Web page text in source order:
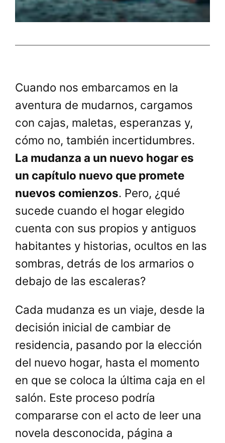
Cuando nos embarcamos en la
aventura de mudarnos, cargamos
con cajas, maletas, esperanzas y,
cómo no, también incertidumbres.
La mudanza a un nuevo hogar es
un capítulo nuevo que promete
nuevos comienzos. Pero, ¿qué
sucede cuando el hogar elegido
cuenta con sus propios y antiguos
habitantes y historias, ocultos en las
sombras, detrás de los armarios o
debajo de las escaleras?
Cada mudanza es un viaje, desde la
decisión inicial de cambiar de
residencia, pasando por la elección
del nuevo hogar, hasta el momento
en que se coloca la última caja en el
salón. Este proceso podría
compararse con el acto de leer una
novela desconocida, página a